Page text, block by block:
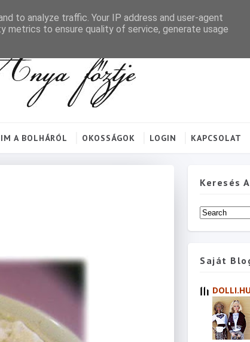
A BOLHÁRÓL OKOSSÁGOK LOGIN KAPCSOLAT
Keresés
Saját
to analyze traffic. Your IP address and user-agent
metrics to ensure quality of service, generate usage